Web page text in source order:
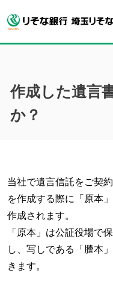
作成した遺言
か？
当社で遺言信託をご契
を作成する際に「原本
作成されます。
「原本」は公証役場で
し、写しである「謄本
きます。